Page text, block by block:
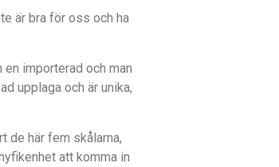
är bra för oss och ha
importerad och man
upplaga och är unika,
de här fem skålarna,
att komma in